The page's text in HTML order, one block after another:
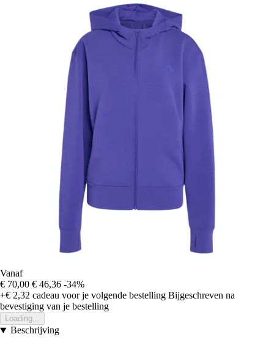
Vanaf
€ 70,00 € 46,36 -34%
+€ 2,32 cadeau voor je volgende bestelling Bijgeschreven na
bevestiging van je bestelling
Loading...
Beschrijving